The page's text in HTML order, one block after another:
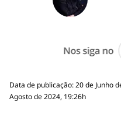
Data de publicação: 20 de Junho
Agosto de 2024, 19:26h